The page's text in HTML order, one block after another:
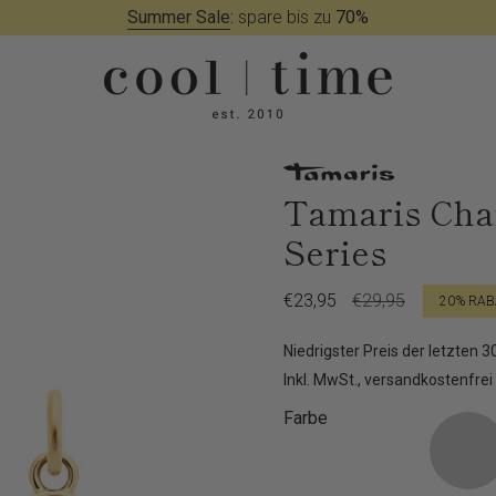
Summer Sale: spare bis zu 70%
Tamaris
Series
Verkaufspreis
€23,95
Regulärer
€29,95 20%
Niedrigster Preis der letzten
Inkl. MwSt., versandkostenfrei
Farbe